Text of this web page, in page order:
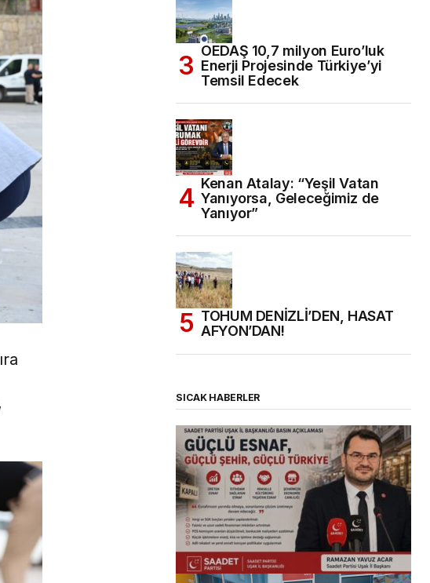
OEDAŞ 10,7 milyon Euro’luk
Enerji Projesinde Türkiye’yi
Temsil Edecek
Kenan Atalay: “Yeşil Vatan
Yanıyorsa, Geleceğimiz de
Yanıyor”
TOHUM DENİZLİ’DEN, HASAT
AFYON’DAN!
SICAK HABERLER
(başlıksız)
Alaattin Karahan tarafından 14/07/2026